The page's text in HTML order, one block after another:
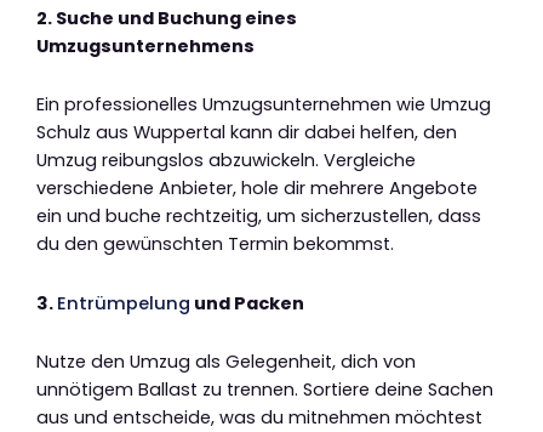
2. Suche und Buchung eines
Umzugsunternehmens
Ein professionelles Umzugsunternehmen wie Umzug
Schulz aus Wuppertal kann dir dabei helfen, den
Umzug reibungslos abzuwickeln. Vergleiche
verschiedene Anbieter, hole dir mehrere Angebote
ein und buche rechtzeitig, um sicherzustellen, dass
du den gewünschten Termin bekommst.
3. Entrümpelung und Packen
Nutze den Umzug als Gelegenheit, dich von
unnötigem Ballast zu trennen. Sortiere deine Sachen
aus und entscheide, was du mitnehmen möchtest